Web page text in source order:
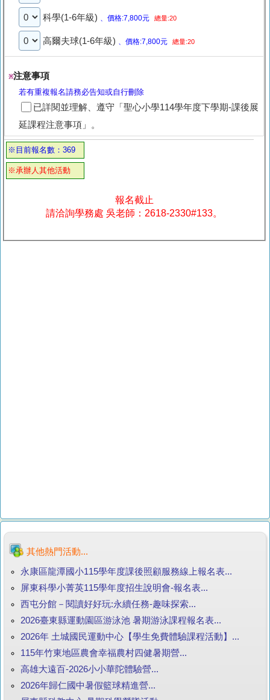
科學(1-6年級) 、價格:7,800元 總量:20
高爾夫球(1-6年級) 、價格:7,800元 總量:20
※注意事項
若有重複報名請務必告知或自行刪除
已詳閱並理解、遵守「聖心小學114學年度下學期-課後展
延課程注意事項」。
※目前報名數：369
※承辦人其他活動
報名截止
請洽詢學務處 吳老師：2618-2330#133。
其他熱門活動...
永康區龍潭國小115學年度課後照顧服務線上報名表...
屏東科學小菁英115學年度招生說明會-報名表...
西屯分館－閱讀好好玩:永續任務-趣味探索...
2026臺東縣運動園區游泳池 暑期游泳課程報名表...
2026年 土城國民運動中心【學生免費體驗課程活動】...
115年竹東地區農會幸福農村四健暑期營...
高雄大遠百-2026小小華陀體驗營...
2026年歸仁國中暑假籃球精進營...